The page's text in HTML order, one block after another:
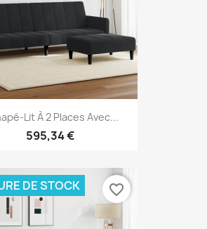
Lit À 2 Places Avec...
595,34 €
DE STOCK favorite_border